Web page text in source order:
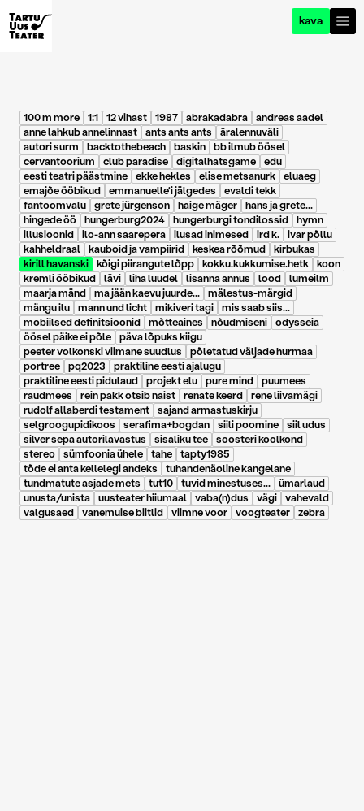
kava
100 m more 1:1 12 vihast 1987 abrakadabra
andreas aadel
anne lahkub annelinnast
ants ants ants
äralennuväli
autori surm
backtothebeach baskin
bb ilmub öösel
cervantoorium
club paradise digitalhatsgame
edu
eesti teatri päästmine
ekke hekles elise metsanurk
eluaeg
emajõe ööbikud
emmanuelle'i jälgedes
evaldi tekk
fantoomvalu
grete jürgenson haige mäger
hans ja grete...
hingede öö
hungerburg2024 hungerburgi tondilossid
hymn
illusioonid
ilo-ann saarepera ilusad inimesed ird k.
ivar põllu
kahheldraal
kauboid ja vampiirid keskea rõõmud
kirbukas
kirill havanski
kõigi piirangute lõpp kokku.kukkumise.hetk
koon
kremli ööbikud
lävi liha luudel lisanna annus lood
lumeilm
maarja mänd
ma jään kaevu juurde...
mälestus-märgid
mängu ilu
mann und licht mikiveri tagi
mis saab siis...
mobiilsed definitsioonid
mõtteaines nõudmiseni
odysseia
öösel päike ei põle
päva lõpuks kiigu
peeter volkonski viimane suudlus
põletatud väljade hurmaa
portree
pq2023
praktiline eesti ajalugu
praktiline eesti pidulaud
projekt elu pure mind
puumees
raudmees
rein pakk otsib naist renate keerd
rene liivamägi
rudolf allaberdi testament
sajand armastuskirju
selgroogupidikoos
serafima+bogdan siili poomine
siil udus
silver sepa autorilavastus
sisaliku tee
soosteri koolkond
stereo
sümfoonia ühele tahe
tapty1985
tõde ei anta kellelegi andeks
tuhandenäoline kangelane
tundmatute asjade mets
tut10 tuvid minestuses...
ümarlaud
unusta/unista
uusteater hiiumaal vaba(n)dus vägi
vahevald
valgusaed
vanemuise biitlid viimne voor voogteater zebra